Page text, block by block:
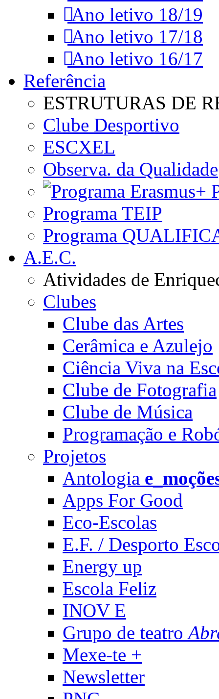
Ano letivo 18/19
Ano letivo 17/18
Ano letivo 16/17
Referência
ESTRUTURAS DE
Clube Desportivo
ESCXEL
Observa. da Qualidade
Programa TEIP
Programa
A.E.C.
Atividades de
Clubes
Clube das Artes
Cerâmica e Azulejo
Ciência Viva na
Clube de Fotografia
Clube de Música
Programação e
Projetos
Antologia
Apps For Good
Eco-Escolas
E.F. / Desporto
Energy up
Escola Feliz
INOV E
Grupo de teatro
Mexe-te +
Newsletter